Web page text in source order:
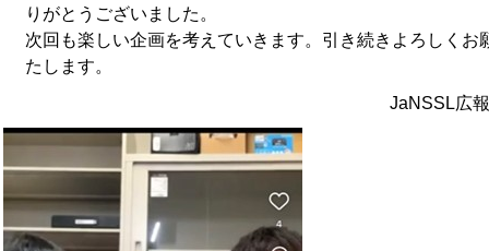
りがとうございました。
次回も楽しい企画を考えていきます。引き続きよろしくお
たします。
JaNSSL広